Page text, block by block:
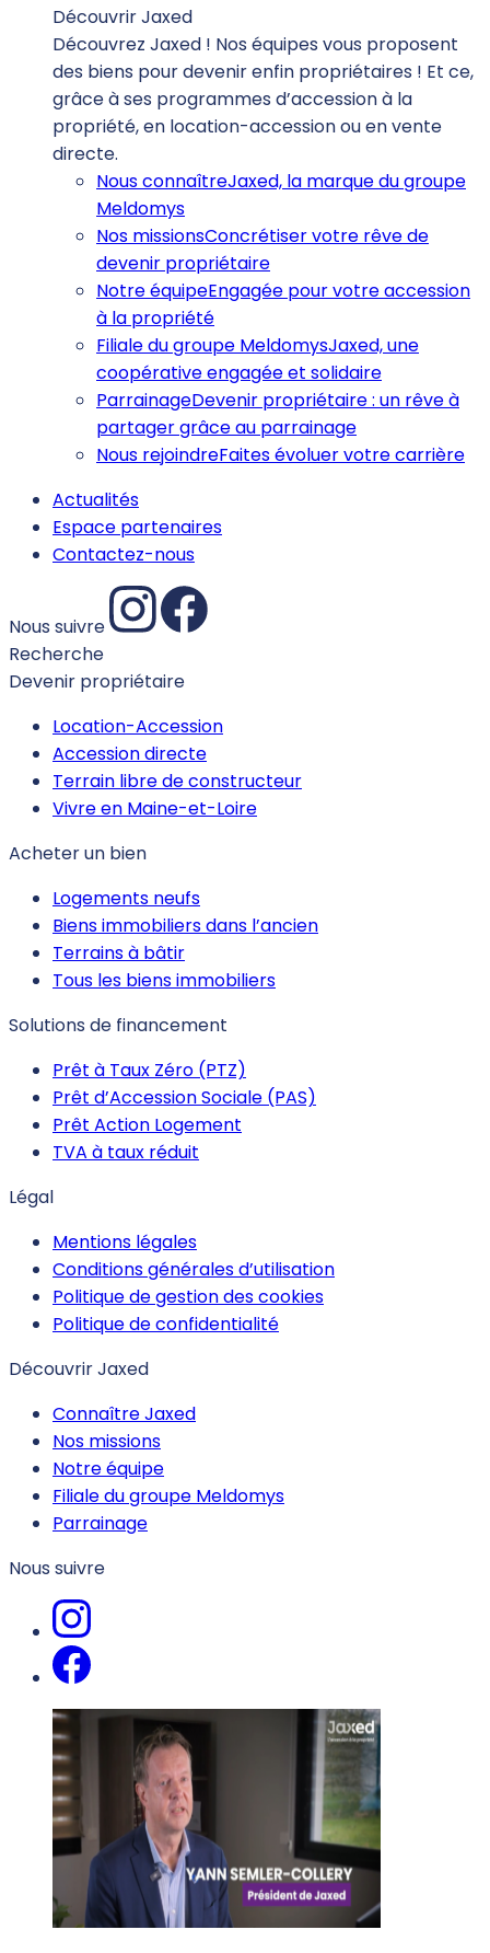
Découvrir Jaxed
Découvrez Jaxed ! Nos équipes vous proposent
des biens pour devenir enfin propriétaires ! Et ce,
grâce à ses programmes d’accession à la
propriété, en location-accession ou en vente
directe.
Nous connaîtreJaxed, la marque du groupe
Meldomys
Nos missionsConcrétiser votre rêve de
devenir propriétaire
Notre équipeEngagée pour votre accession
à la propriété
Filiale du groupe MeldomysJaxed, une
coopérative engagée et solidaire
ParrainageDevenir propriétaire : un rêve à
partager grâce au parrainage
Nous rejoindreFaites évoluer votre carrière
Actualités
Espace partenaires
Contactez-nous
Nous suivre
Recherche
Devenir propriétaire
Location-Accession
Accession directe
Terrain libre de constructeur
Vivre en Maine-et-Loire
Acheter un bien
Logements neufs
Biens immobiliers dans l’ancien
Terrains à bâtir
Tous les biens immobiliers
Solutions de financement
Prêt à Taux Zéro (PTZ)
Prêt d’Accession Sociale (PAS)
Prêt Action Logement
TVA à taux réduit
Légal
Mentions légales
Conditions générales d’utilisation
Politique de gestion des cookies
Politique de confidentialité
Découvrir Jaxed
Connaître Jaxed
Nos missions
Notre équipe
Filiale du groupe Meldomys
Parrainage
Nous suivre